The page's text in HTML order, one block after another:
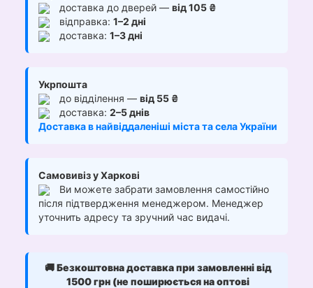
доставка до дверей — від 105 ₴
відправка: 1–2 дні
доставка: 1–3 дні
Укрпошта
до відділення — від 55 ₴
доставка: 2–5 днів
Доставка в найвіддаленіші міста та села України
Самовивіз у Харкові
Ви можете забрати замовлення самостійно
після підтвердження менеджером. Менеджер
уточнить адресу та зручний час видачі.
🚚Безкоштовна доставка при замовленні від
1500 грн (не поширюється на оптові